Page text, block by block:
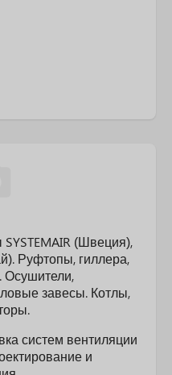
(Швеция),
Руфтопы, гиллера,
Осушители,
завесы. Котлы,
систем вентиляции
и